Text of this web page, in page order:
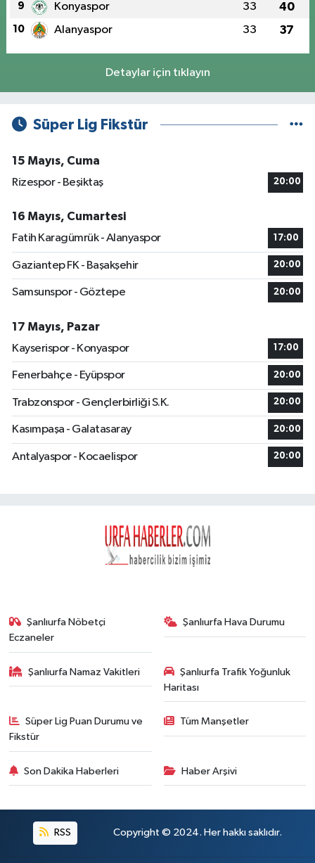
9 Konyaspor 33 40
10 Alanyaspor 33 37
Detaylar için tıklayın
Süper Lig Fikstür
15 Mayıs, Cuma
Rizespor - Beşiktaş
20:00
16 Mayıs, Cumartesi
Fatih Karagümrük - Alanyaspor
17:00
Gaziantep FK - Başakşehir 20:00
Samsunspor - Göztepe 20:00
17 Mayıs, Pazar
Kayserispor - Konyaspor
17:00
Fenerbahçe - Eyüpspor 20:00
Trabzonspor - Gençlerbirliği S.K. 20:00
Kasımpaşa - Galatasaray 20:00
Antalyaspor - Kocaelispor 20:00
Şanlıurfa Nöbetçi
Eczaneler
Şanlıurfa Hava Durumu
Şanlıurfa Namaz Vakitleri
Şanlıurfa Trafik Yoğunluk
Haritası
Süper Lig Puan Durumu ve
Fikstür
Tüm Manşetler
Son Dakika Haberleri Haber Arşivi
RSS Copyright © 2024. Her hakkı saklıdır.